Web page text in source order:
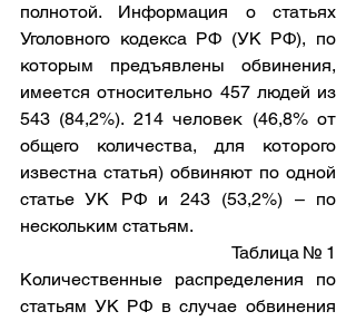
полнотой. Информация о статьях
Уголовного кодекса РФ (УК РФ), по
которым предъявлены обвинения,
имеется относительно 457 людей из
543 (84,2%). 214 человек (46,8% от
общего количества, для которого
известна статья) обвиняют по одной
статье УК РФ и 243 (53,2%) – по
нескольким статьям.
Таблица № 1
Количественные распределения по
статьям УК РФ в случае обвинения